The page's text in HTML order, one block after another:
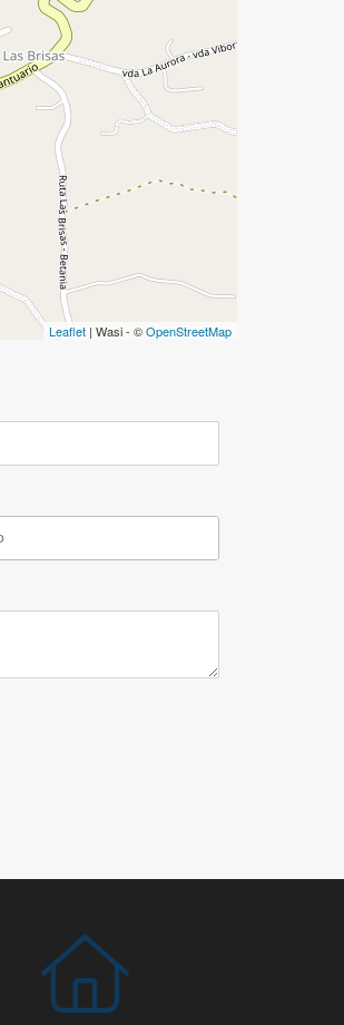
Leaflet | Wasi - ©OpenStreetMap